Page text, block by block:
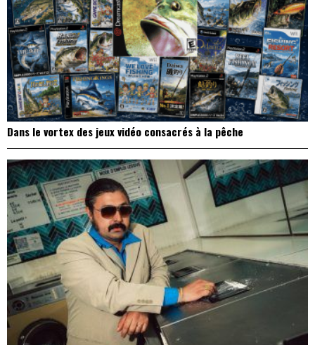
Dans le vortex des jeux vidéo consacrés à la pêche